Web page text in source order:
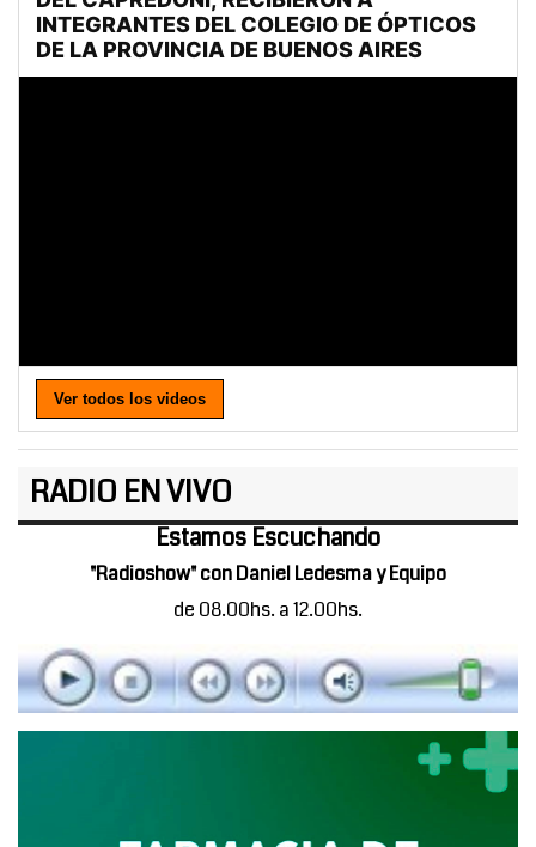
Ver todos los videos
RADIO EN VIVO
Estamos Escuchando
"Radioshow" con Daniel Ledesma y Equipo
de 08.00hs. a 12.00hs.